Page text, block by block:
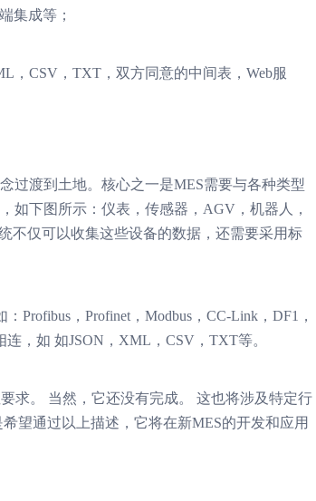
集成等；
，CSV，TXT，双方同意的中间表，Web服
过渡到土地。核心之一是MES需要与各种类型
如下图所示：仪表，传感器，AGV，机器人，
不仅可以收集这些设备的数据，还需要采用标
Profibus，Profinet，Modbus，CC-Link，DF1，
，如 如JSON，XML，CSV，TXT等。
求。 当然，它还没有完成。 这也将涉及特定行
望通过以上描述，它将在新MES的开发和应用